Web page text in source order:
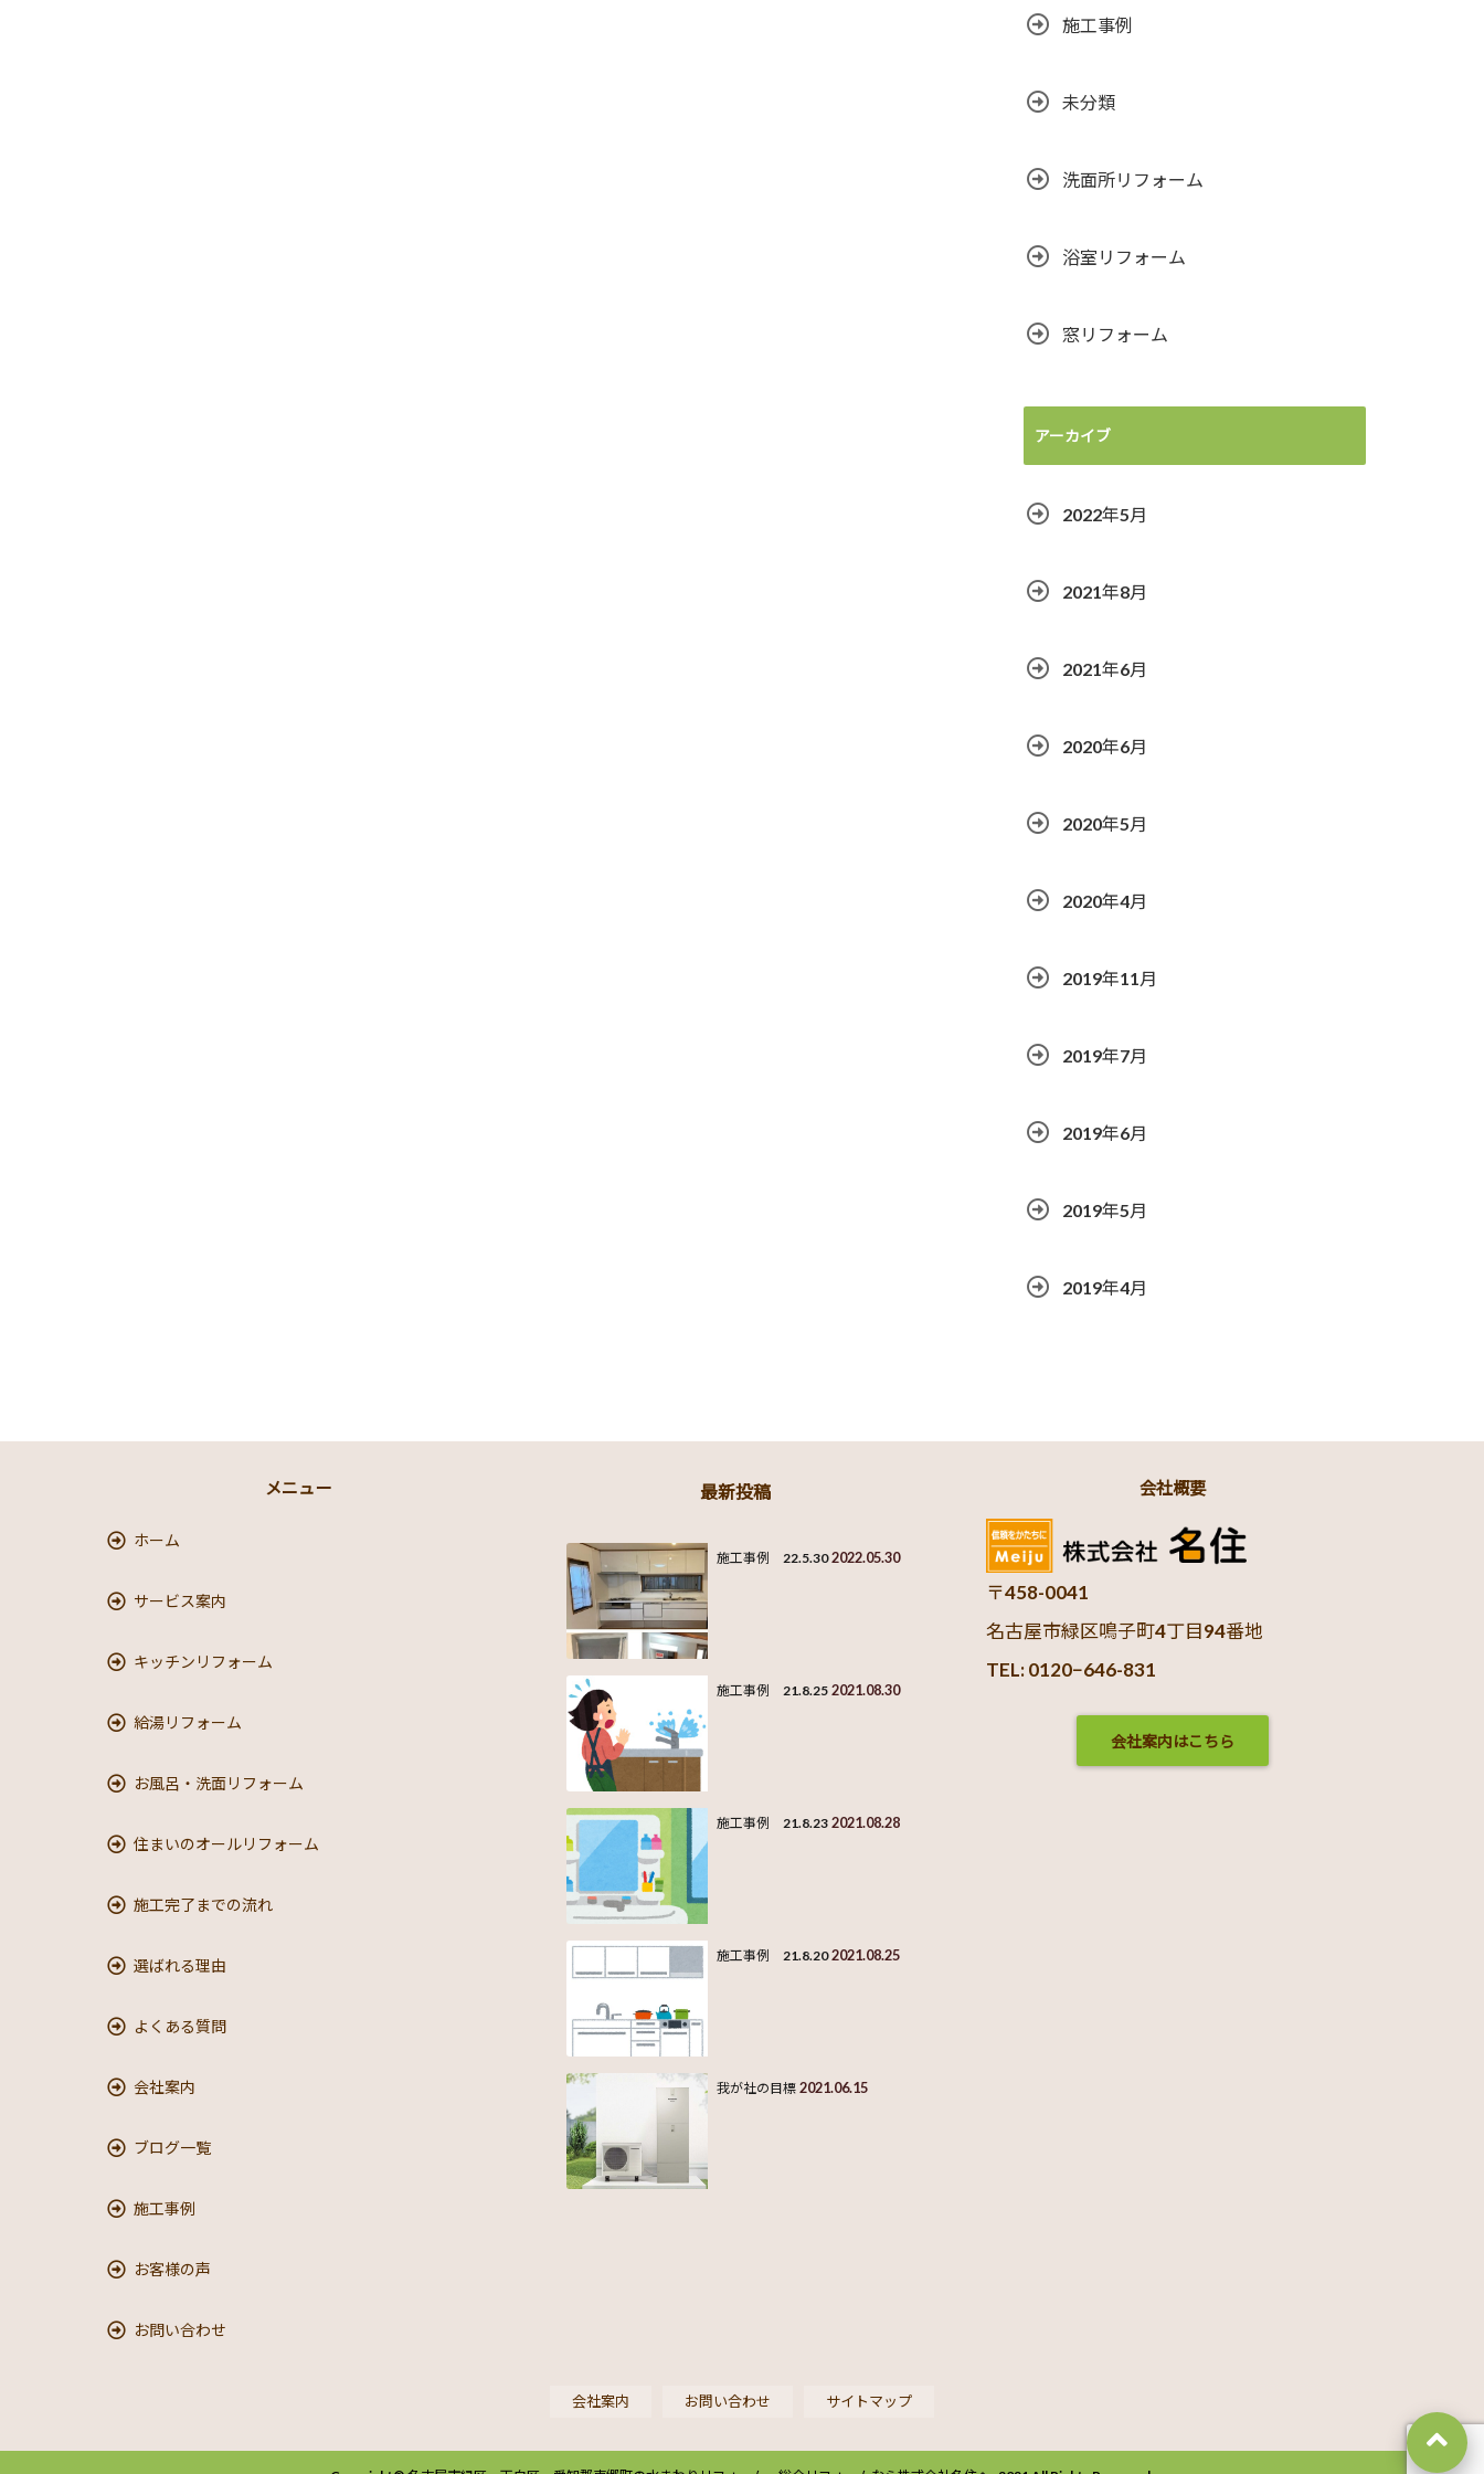
施工事例
未分類
洗面所リフォーム
浴室リフォーム
窓リフォーム
アーカイブ
2022年5月
2021年8月
2021年6月
2020年6月
2020年5月
2020年4月
2019年11月
2019年7月
2019年6月
2019年5月
2019年4月
メニュー
ホーム
サービス案内
キッチンリフォーム
給湯リフォーム
お風呂・洗面リフォーム
住まいのオールリフォーム
施工完了までの流れ
選ばれる理由
よくある質問
会社案内
ブログ一覧
施工事例
お客様の声
お問い合わせ
最新投稿
施工事例 22.5.30 2022.05.30
施工事例 21.8.25 2021.08.30
施工事例 21.8.23 2021.08.28
施工事例 21.8.20 2021.08.25
我が社の目標 2021.06.15
会社概要
〒458-0041
名古屋市緑区鳴子町4丁目94番地
TEL: 0120−646-831
会社案内はこちら
会社案内 お問い合わせ サイトマップ